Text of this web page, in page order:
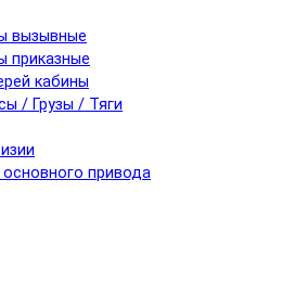
вызывные
приказные
кабины
/ Грузы / Тяги
привода